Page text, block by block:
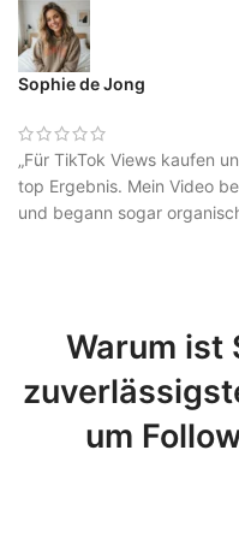
Sophie de Jong
„Für TikTok Views kaufen
top Ergebnis. Mein Video
und begann sogar
Warum ist
um